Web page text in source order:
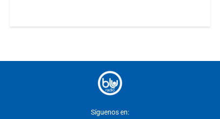
Síguenos en: